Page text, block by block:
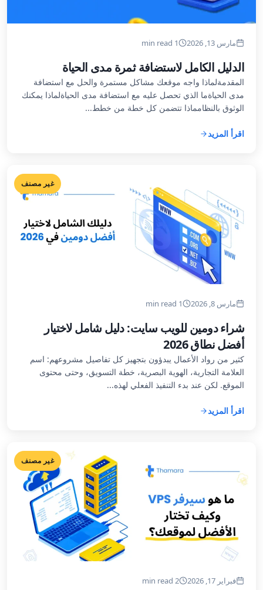
مارس 13, 2026 1 min read
الدليل الكامل لاستضافة ثمرة مدى الحياة
المقدمةلماذا واجه موقعك مشاكل مستمرة والحل مع استضافة
مدى الحياةما الذي تحصل عليه مع استضافة مدى الحياةلماذا يمكنك
الوثوق بالنظامماذا تتضمن كل خطة من خطط...
اقرأ المزيد
غير مصنف
مارس 8, 2026 1 min read
شراء دومين للويب سايت: دليل شامل لاختيار
أفضل نطاق 2026
كثير من رواد الأعمال يبدؤون بتجهيز كل تفاصيل مشروعهم: اسم
العلامة التجارية، الهوية البصرية، خطة التسويق، وحتى محتوى
الموقع. لكن عند بدء التنفيذ الفعلي لهذه...
اقرأ المزيد
غير مصنف
فبراير 17, 2026 2 min read